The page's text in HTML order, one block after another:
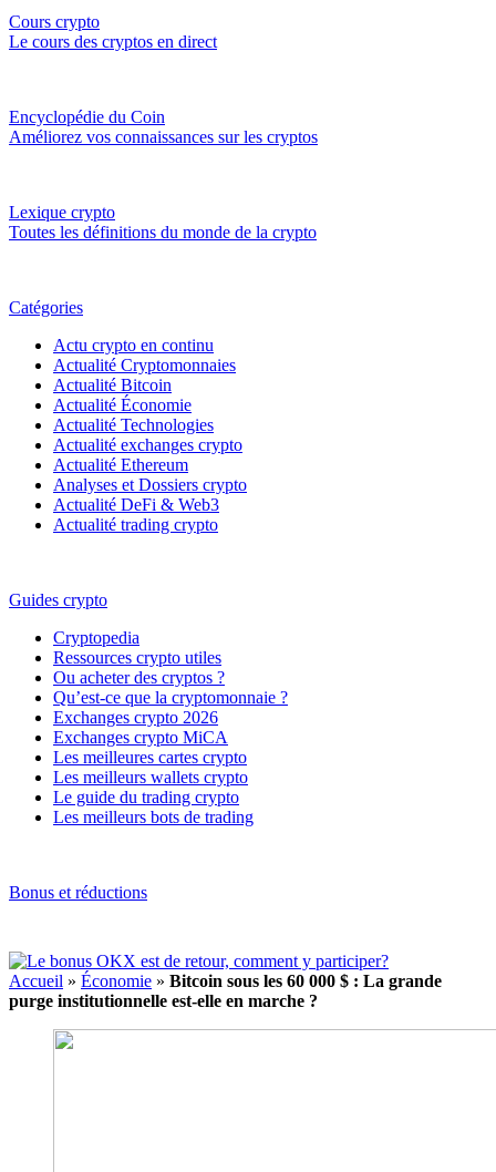
Cours crypto
Le cours des cryptos en direct
Encyclopédie du Coin
Améliorez vos connaissances sur les cryptos
Lexique crypto
Toutes les définitions du monde de la crypto
Catégories
Actu crypto en continu
Actualité Cryptomonnaies
Actualité Bitcoin
Actualité Économie
Actualité Technologies
Actualité exchanges crypto
Actualité Ethereum
Analyses et Dossiers crypto
Actualité DeFi & Web3
Actualité trading crypto
Guides crypto
Cryptopedia
Ressources crypto utiles
Ou acheter des cryptos ?
Qu’est-ce que la cryptomonnaie ?
Exchanges crypto 2026
Exchanges crypto MiCA
Les meilleures cartes crypto
Les meilleurs wallets crypto
Le guide du trading crypto
Les meilleurs bots de trading
Bonus et réductions
Accueil » Économie » Bitcoin sous les 60 000 $ : La grande
purge institutionnelle est-elle en marche ?